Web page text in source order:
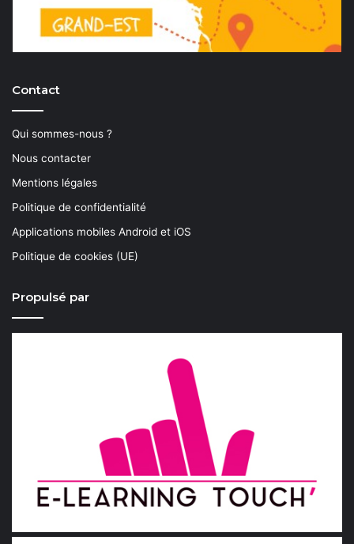
Contact
Qui sommes-nous ?
Nous contacter
Mentions légales
Politique de confidentialité
Applications mobiles Android et iOS
Politique de cookies (UE)
Propulsé par